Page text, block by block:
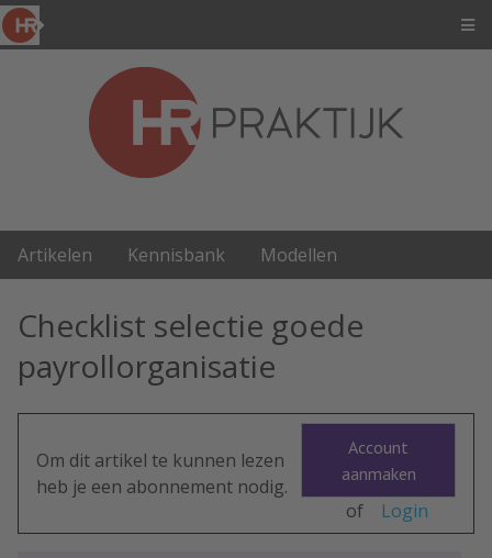
Artikelen Kennisbank Modellen
Checklist selectie goede
payrollorganisatie
Om dit artikel te kunnen lezen
heb je een abonnement nodig.
Account
aanmaken
of Login